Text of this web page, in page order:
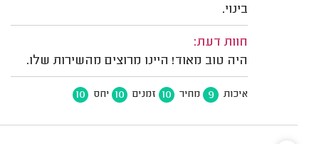
בינוי.
חוות דעת:
היה טוב מאוד! היינו מרוצים מהשירות שלו.
איכות 9 מחיר 10 זמנים 10 יחס 10